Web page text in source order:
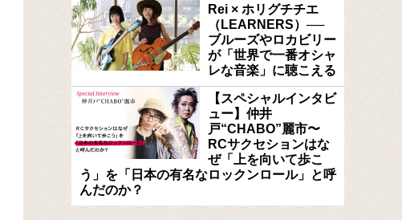
Rei × ホリグチチエ
（LEARNERS）──
ブルーズやロカビリー
が「世界で一番オシャ
レな音楽」に聴こえる
【スペシャルインタビ
ュー】仲井
戸“CHABO”麗市〜
RCサクセションはな
ぜ「上を向いて歩こ
う」を「日本の有名なロックンロール」と呼
んだのか？